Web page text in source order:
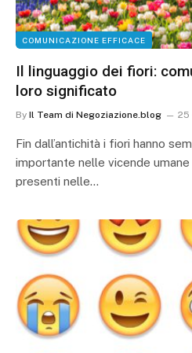
COMUNICAZIONE EFFICACE
Il linguaggio dei fiori:
loro significato
By Il Team di Negoziazione.blog 25
Fin dall’antichità i fiori hanno
importante nelle vicende
presenti nelle…